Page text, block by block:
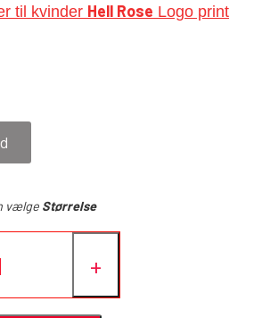
YFD - HOODIES
ROSE - BAPHOMET
til kvinder Hell Rose Logo print
vælge Størrelse
+